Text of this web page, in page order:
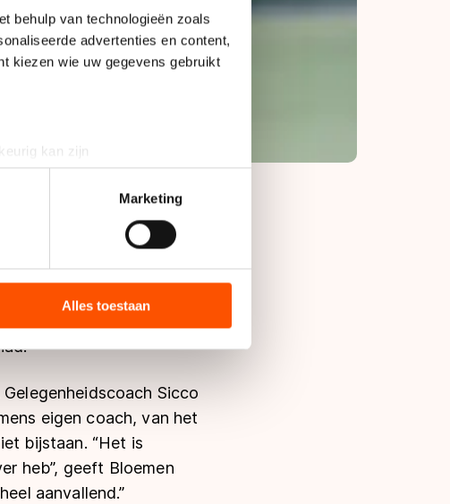
behulp van technologieën zoals
advertenties en content,
kiezen wie uw gegevens gebruikt
kan zijn
(fingerprinting)
in het
detailgedeeltein. U kunt uw
social media, advertenties en
of die zij hebben verzameld via
zoals de VS, waar mogelijk geen
stemt u in met deze overdracht.
Marketing
Alles toestaan
ik van start”,
“Hij rijdt al het
langs kruisen.” Dat
Sicco
eigen coach, van het
bijstaan. “Het is
heb”, geeft Bloemen
aanvallend.”